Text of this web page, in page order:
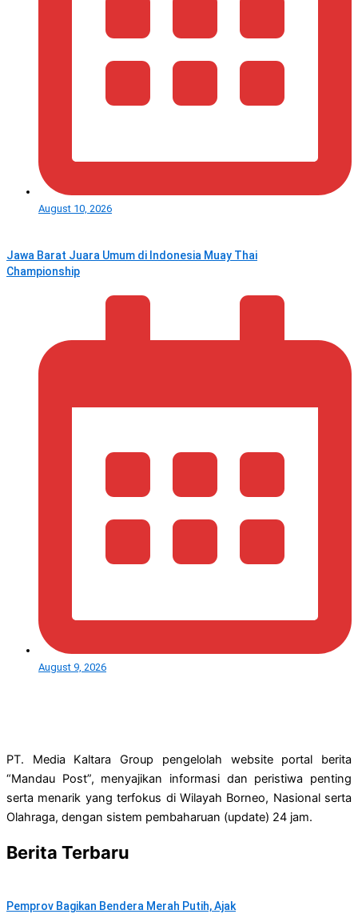
August 10, 2026
Jawa Barat Juara Umum di Indonesia Muay Thai
Championship
August 9, 2026
PT. Media Kaltara Group pengelolah website portal berita
“Mandau Post”, menyajikan informasi dan peristiwa penting
serta menarik yang terfokus di Wilayah Borneo, Nasional serta
Olahraga, dengan sistem pembaharuan (update) 24 jam.
Berita Terbaru
Pemprov Bagikan Bendera Merah Putih, Ajak